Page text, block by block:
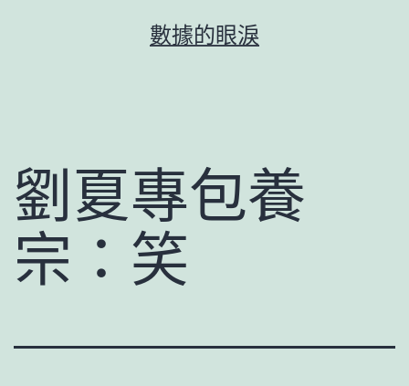
數據的眼淚
劉夏專包養
宗：笑